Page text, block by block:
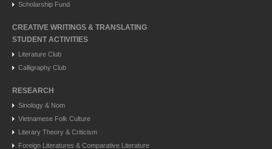
Scholarship Fund
CREATIVE WRITINGS & TRANSLATING
STUDENT ACTIVITIES
Literature Club
Calligraphy Club
RESEARCH
Sinology & Nom
Vietnamese Folk Culture
Literary Theory & Criticism
Foreign Literatures & Comparative Literature